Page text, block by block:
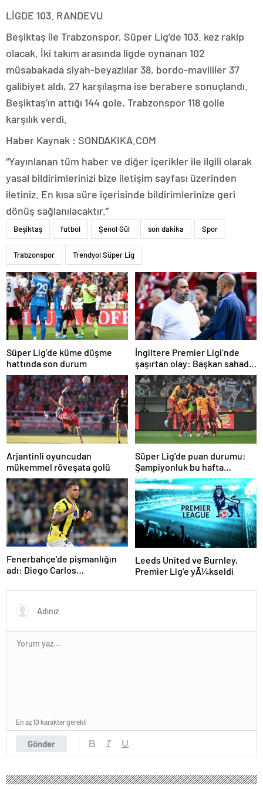
LİGDE 103. RANDEVU
Beşiktaş ile Trabzonspor, Süper Lig’de 103. kez rakip
olacak. İki takım arasında ligde oynanan 102
müsabakada siyah-beyazlılar 38, bordo-mavililer 37
galibiyet aldı, 27 karşılaşma ise berabere sonuçlandı.
Beşiktaş’ın attığı 144 gole, Trabzonspor 118 golle
karşılık verdi.
Haber Kaynak : SONDAKIKA.COM
“Yayınlanan tüm haber ve diğer içerikler ile ilgili olarak
yasal bildirimlerinizi bize iletişim sayfası üzerinden
iletiniz. En kısa süre içerisinde bildirimlerinize geri
dönüş sağlanılacaktır.”
Beşiktaş futbol Şenol Gül son dakika Spor
Trabzonspor Trendyol Süper Lig
Süper Lig’de küme düşme
hattında son durum
İngiltere Premier Ligi’nde
şaşırtan olay: Başkan sahada
teknik direktörle tartıştı
Arjantinli oyuncudan
mükemmel röveşata golü
Süper Lig’de puan durumu:
Şampiyonluk bu hafta
netleşiyor…
Fenerbahçe’de pişmanlığın
adı: Diego Carlos…
Leeds United ve Burnley,
Premier Lig’e yÃ¼kseldi
Gönder
En az 10 karakter gerekli